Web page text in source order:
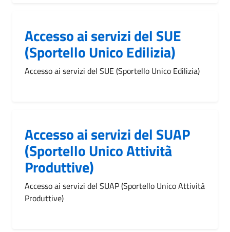
Accesso ai servizi del SUE
(Sportello Unico Edilizia)
Accesso ai servizi del SUE (Sportello Unico Edilizia)
Accesso ai servizi del SUAP
(Sportello Unico Attività
Produttive)
Accesso ai servizi del SUAP (Sportello Unico Attività
Produttive)